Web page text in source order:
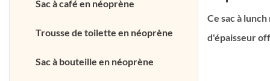
Sac à café en néoprène
Trousse de toilette en néoprène
Sac à bouteille en néoprène
Thermique
Latérale Et
Ce sac à
d'épaisseur